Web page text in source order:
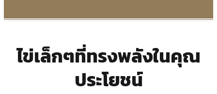
ไข่เล็กๆที่ทรงพลังในคุณ
ประโยชน์